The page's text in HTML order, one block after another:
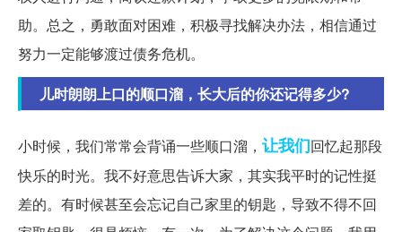
助。总之，勇敢面对困难，积极寻找解决办法，相信通过
努力一定能够渡过债务危机。
儿时朗朗上口的顺口溜，长大后的你还记得多少?
小时候，我们常常会背诵一些顺口溜， 让我们回忆起那段
快乐的时光。我不好意思告诉大家，其实我平时的记性挺
差的。有时候甚至会忘记自己家里的钥匙，导致不得不回